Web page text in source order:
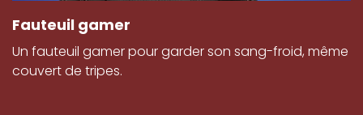
Fauteuil gamer
Un fauteuil gamer pour garder son sang-froid, même
couvert de tripes.